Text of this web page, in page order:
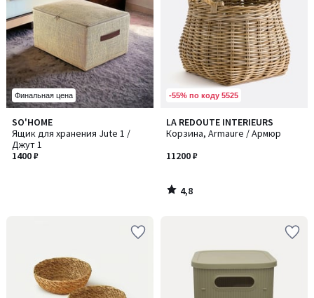
Финальная цена
SO'HOME
Ящик для хранения Jute 1 /
Джут 1
1400 ₽
-55% по коду 5525
LA REDOUTE INTERIEURS
Корзина, Armaure / Армюр
11200 ₽
4,8
/ 5
4,8
/